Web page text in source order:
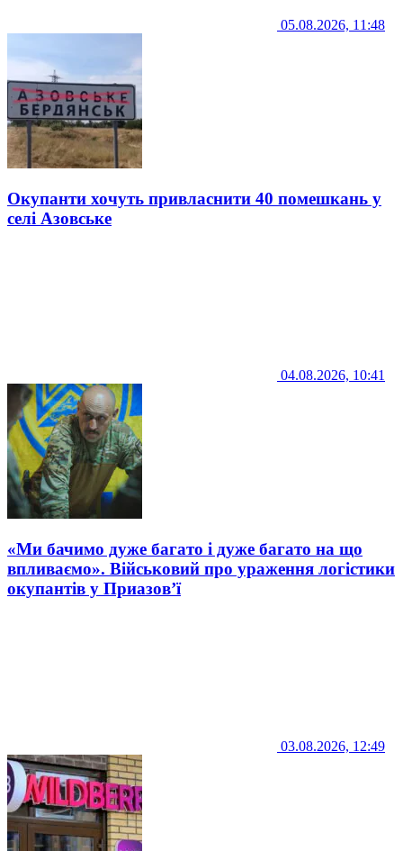
05.08.2026, 11:48
Окупанти хочуть привласнити 40 помешкань у
селі Азовське
04.08.2026, 10:41
«Ми бачимо дуже багато і дуже багато на що
впливаємо». Військовий про ураження логістики
окупантів у Приазов’ї
03.08.2026, 12:49